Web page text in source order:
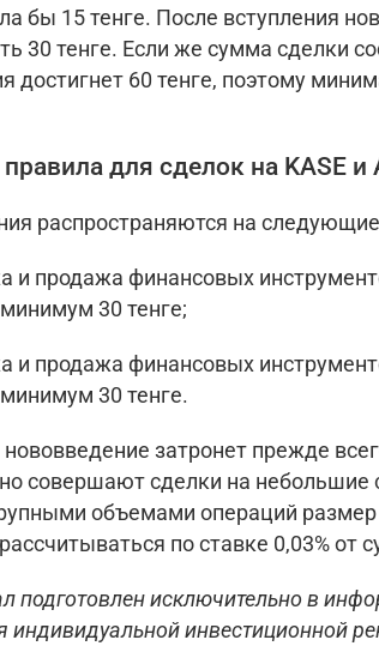
бы 15 тенге. После вступления
30 тенге. Если же сумма сделки
достигнет 60 тенге, поэтому
для сделок на KASE и
распространяются на
и продажа финансовых
30 тенге;
и продажа финансовых
30 тенге.
нововведение затронет прежде
совершают сделки на
объемами операций
по ставке 0,03% от
подготовлен исключительно в
индивидуальной инвестиционной